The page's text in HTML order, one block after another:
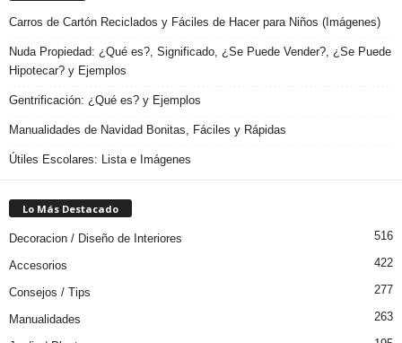
Carros de Cartón Reciclados y Fáciles de Hacer para Niños (Imágenes)
Nuda Propiedad: ¿Qué es?, Significado, ¿Se Puede Vender?, ¿Se Puede
Hipotecar? y Ejemplos
Gentrificación: ¿Qué es? y Ejemplos
Manualidades de Navidad Bonitas, Fáciles y Rápidas
Útiles Escolares: Lista e Imágenes
Lo Más Destacado
Decoracion / Diseño de Interiores 516
Accesorios 422
Consejos / Tips 277
Manualidades 263